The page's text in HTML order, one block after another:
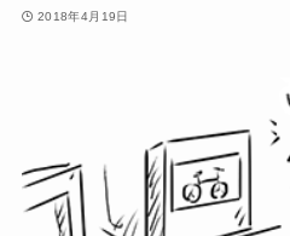
2018年4月19日